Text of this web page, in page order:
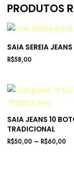
PRODUTOS
SAIA SEREIA JEANS
R$58,00
SAIA JEANS 10
TRADICIONAL
R$50,00 – R$60,00